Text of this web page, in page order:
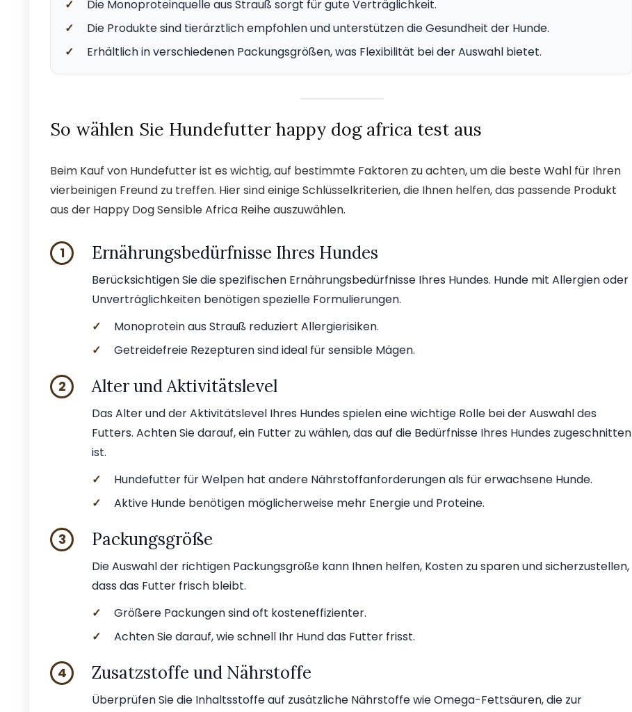
✓
Die Monoproteinquelle aus Strauß sorgt für gute Verträglichkeit.
✓
Die Produkte sind tierärztlich empfohlen und unterstützen die Gesundheit der Hunde.
✓
Erhältlich in verschiedenen Packungsgrößen, was Flexibilität bei der Auswahl bietet.
So wählen Sie Hundefutter happy dog africa test aus
Beim Kauf von Hundefutter ist es wichtig, auf bestimmte Faktoren zu achten, um die beste Wahl für Ihren
vierbeinigen Freund zu treffen. Hier sind einige Schlüsselkriterien, die Ihnen helfen, das passende Produkt
aus der Happy Dog Sensible Africa Reihe auszuwählen.
1 Ernährungsbedürfnisse Ihres Hundes
Berücksichtigen Sie die spezifischen Ernährungsbedürfnisse Ihres Hundes. Hunde mit Allergien oder
Unverträglichkeiten benötigen spezielle Formulierungen.
✓
Monoprotein aus Strauß reduziert Allergierisiken.
✓
Getreidefreie Rezepturen sind ideal für sensible Mägen.
2 Alter und Aktivitätslevel
Das Alter und der Aktivitätslevel Ihres Hundes spielen eine wichtige Rolle bei der Auswahl des
Futters. Achten Sie darauf, ein Futter zu wählen, das auf die Bedürfnisse Ihres Hundes zugeschnitten
ist.
✓
Hundefutter für Welpen hat andere Nährstoffanforderungen als für erwachsene Hunde.
✓
Aktive Hunde benötigen möglicherweise mehr Energie und Proteine.
3 Packungsgröße
Die Auswahl der richtigen Packungsgröße kann Ihnen helfen, Kosten zu sparen und sicherzustellen,
dass das Futter frisch bleibt.
✓
Größere Packungen sind oft kosteneffizienter.
✓
Achten Sie darauf, wie schnell Ihr Hund das Futter frisst.
4 Zusatzstoffe und Nährstoffe
Überprüfen Sie die Inhaltsstoffe auf zusätzliche Nährstoffe wie Omega-Fettsäuren, die zur